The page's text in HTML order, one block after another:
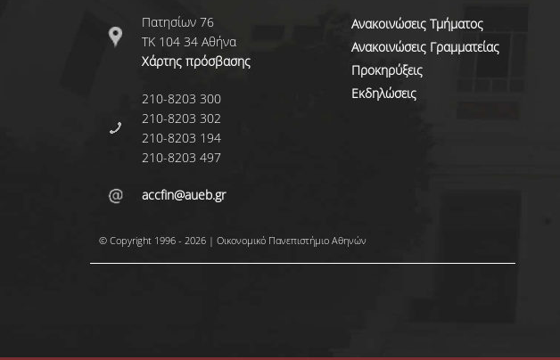
Πατησίων 76
ΤΚ 104 34 Αθήνα
Χάρτης πρόσβασης
210-8203 300
210-8203 302
210-8203 194
210-8203 497
accfin@aueb.gr
Ανακοινώσεις Τμήματος
Ανακοινώσεις Γραμματείας
Προκηρύξεις
Εκδηλώσεις
© Copyright 1996 - 2026 | Οικονομικό Πανεπιστήμιο Αθηνών